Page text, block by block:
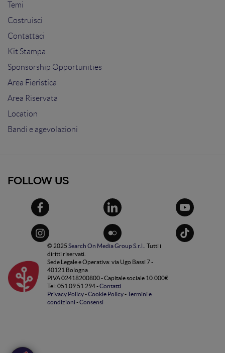
Temi
Costruisci
Contattaci
Kit Stampa
Sponsorship Opportunities
Area Fieristica
Area Riservata
Location
Bandi e agevolazioni
FOLLOW US
© 2025 Search On Media Group S.r.l.
. Tutti i
diritti riservati.
Sede Legale e Operativa: via Ugo Bassi 7 -
40121 Bologna
PIVA 02418200800 - Capitale sociale 10.000€
Tel: 051 09 51 294 -Contatti
Privacy Policy-Cookie Policy-Termini e
condizioni -Consensi